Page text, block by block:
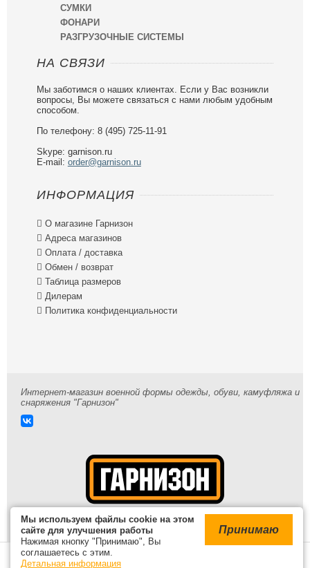
СУМКИ
ФОНАРИ
РАЗГРУЗОЧНЫЕ СИСТЕМЫ
НА СВЯЗИ
Мы заботимся о наших клиентах. Если у Вас возникли
вопросы, Вы можете связаться с нами любым удобным
способом.
По телефону: 8 (495) 725-11-91
Skype: garnison.ru
E-mail: order@garnison.ru
ИНФОРМАЦИЯ
 О магазине Гарнизон
 Адреса магазинов
 Оплата / доставка
 Обмен / возврат
 Таблица размеров
 Дилерам
 Политика конфиденциальности
Интернет-магазин военной формы одежды, обуви, камуфляжа и
снаряжения "Гарнизон"
Мы используем файлы cookie на этом
сайте для улучшения работы
Нажимая кнопку "Принимаю", Вы
соглашаетесь с этим.
Детальная информация
Принимаю